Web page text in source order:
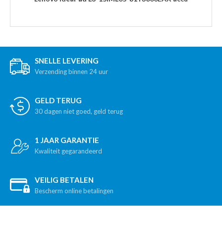
SNELLE LEVERING
Verzending binnen 24 uur
GELD TERUG
30 dagen niet goed, geld terug
1 JAAR GARANTIE
Kwaliteit gegarandeerd
VEILIG BETALEN
Bescherm online betalingen